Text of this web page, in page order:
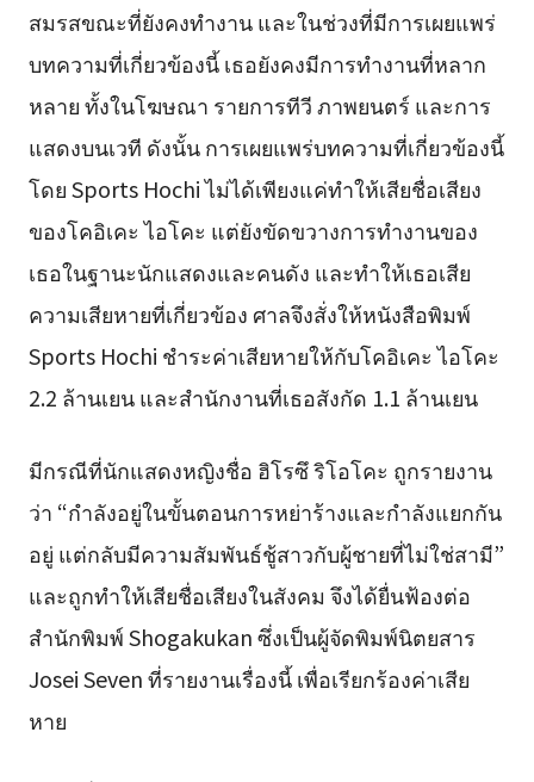
สมรสขณะที่ยังคงทำงาน และในช่วงที่มีการเผยแพร่
บทความที่เกี่ยวข้องนี้ เธอยังคงมีการทำงานที่หลาก
หลาย ทั้งในโฆษณา รายการทีวี ภาพยนตร์ และการ
แสดงบนเวที ดังนั้น การเผยแพร่บทความที่เกี่ยวข้องนี้
โดย Sports Hochi ไม่ได้เพียงแค่ทำให้เสียชื่อเสียง
ของโคอิเคะ ไอโคะ แต่ยังขัดขวางการทำงานของ
เธอในฐานะนักแสดงและคนดัง และทำให้เธอเสีย
ความเสียหายที่เกี่ยวข้อง ศาลจึงสั่งให้หนังสือพิมพ์
Sports Hochi ชำระค่าเสียหายให้กับโคอิเคะ ไอโคะ
2.2 ล้านเยน และสำนักงานที่เธอสังกัด 1.1 ล้านเยน
มีกรณีที่นักแสดงหญิงชื่อ ฮิโรซึ ริโอโคะ ถูกรายงาน
ว่า “กำลังอยู่ในขั้นตอนการหย่าร้างและกำลังแยกกัน
อยู่ แต่กลับมีความสัมพันธ์ชู้สาวกับผู้ชายที่ไม่ใช่สามี”
และถูกทำให้เสียชื่อเสียงในสังคม จึงได้ยื่นฟ้องต่อ
สำนักพิมพ์ Shogakukan ซึ่งเป็นผู้จัดพิมพ์นิตยสาร
Josei Seven ที่รายงานเรื่องนี้ เพื่อเรียกร้องค่าเสีย
หาย